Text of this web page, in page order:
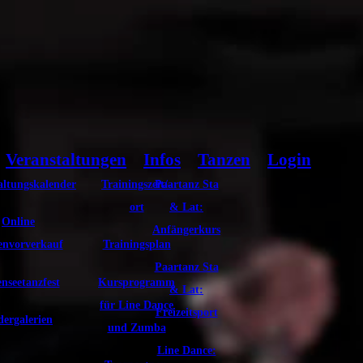
Veranstaltungen
Online
Infos
Trainingszeit/-
ort
Trainingsplan
Kursprogramm
für Line Dance
und Zumba
Tanzen
Paartanz Sta
& Lat:
Anfängerkurs
Paartanz Sta
& Lat:
Freizeitsport
Line Dance:
Login